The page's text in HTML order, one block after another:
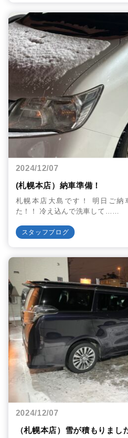
2024/12/07
(札幌本店）納車準備！
札幌本店大島です！ 明日ご納
た！！ 冷え込んで洗車して……
スタッフブログ
2024/12/07
（札幌本店）雪が積もりまし